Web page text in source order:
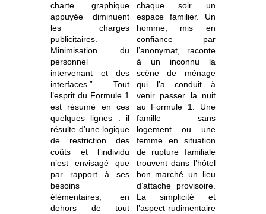
charte graphique
appuyée diminuent
les charges
publicitaires.
Minimisation du
personnel
intervenant et des
interfaces.” Tout
l’esprit du Formule 1
est résumé en ces
quelques lignes : il
résulte d’une logique
de restriction des
coûts et l’individu
n’est envisagé que
par rapport à ses
besoins
élémentaires, en
dehors de tout
chaque soir un
espace familier. Un
homme, mis en
confiance par
l’anonymat, raconte
à un inconnu la
scène de ménage
qui l’a conduit à
venir passer la nuit
au Formule 1. Une
famille sans
logement ou une
femme en situation
de rupture familiale
trouvent dans l’hôtel
bon marché un lieu
d’attache provisoire.
La simplicité et
l’aspect rudimentaire